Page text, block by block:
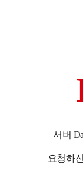
서버
요청하